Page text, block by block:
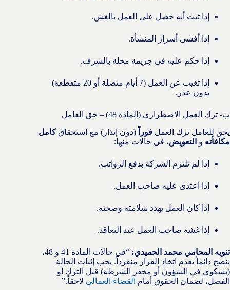
إذا ثبت أنه حصل على العمل بالغش.
إذا أفشى أسرار المنشأة.
إذا حكم عليه في جريمة مخلة بالشرف.
إذا تغيب عن العمل (7 أيام متصلة أو 20 متقطعة)
بدون عذر.
ب- ترك العمل الاضطراري (المادة 48) – حق العامل
يحق للعامل ترك العمل فوراً (دون إنذار) مع استحقاقكامل
مكافأته و التعويض، في حالات منها:
إذا لم تلتزم الشركة بدفع الرواتب.
إذا اعتدى عليه صاحب العمل.
إذا كان العمل يهدد سلامته وصحته.
إذا غشه صاحب العمل عند التعاقد.
تنويه المحامي محمد الحميدي:
“في حالات المادة 41 و 48،
ننصح دائماً بعدم اتخاذ القرار منفرداً. يجب إثبات الحالة
(بشكوى في الشؤون أو مخفر الشرطة) قبل الترك أو
الفصل، لضمان الحقوق أمام القضاء العمالي لاحقاً.”